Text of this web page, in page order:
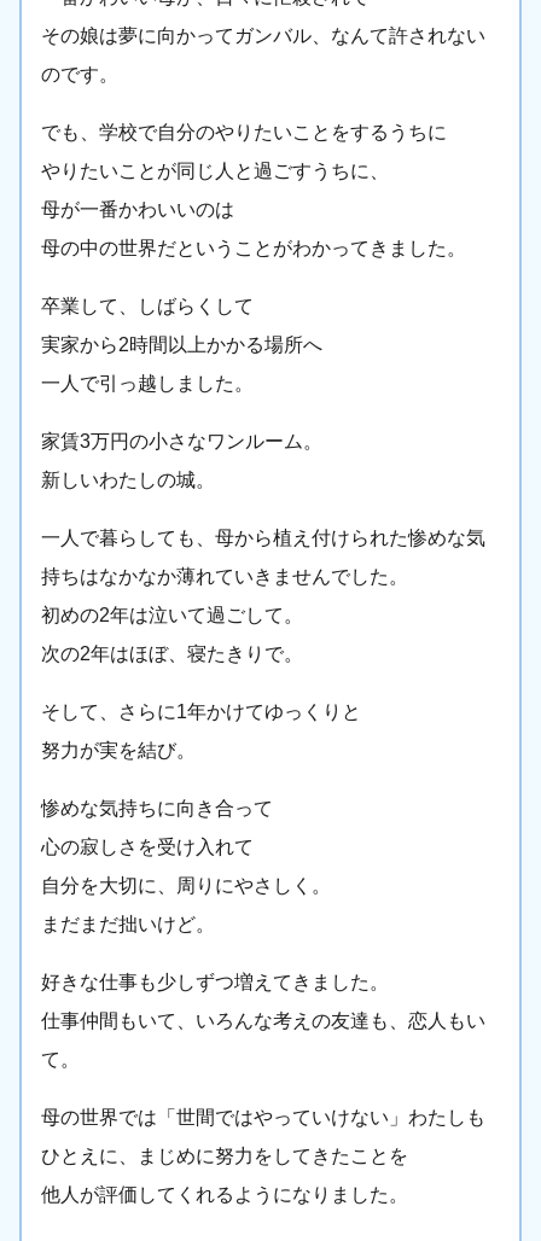
その娘は夢に向かってガンバル、なんて許されない
のです。
でも、学校で自分のやりたいことをするうちに
やりたいことが同じ人と過ごすうちに、
母が一番かわいいのは
母の中の世界だということがわかってきました。
卒業して、しばらくして
実家から2時間以上かかる場所へ
一人で引っ越しました。
家賃3万円の小さなワンルーム。
新しいわたしの城。
一人で暮らしても、母から植え付けられた惨めな気
持ちはなかなか薄れていきませんでした。
初めの2年は泣いて過ごして。
次の2年はほぼ、寝たきりで。
そして、さらに1年かけてゆっくりと
努力が実を結び。
惨めな気持ちに向き合って
心の寂しさを受け入れて
自分を大切に、周りにやさしく。
まだまだ拙いけど。
好きな仕事も少しずつ増えてきました。
仕事仲間もいて、いろんな考えの友達も、恋人もい
て。
母の世界では「世間ではやっていけない」わたしも
ひとえに、まじめに努力をしてきたことを
他人が評価してくれるようになりました。